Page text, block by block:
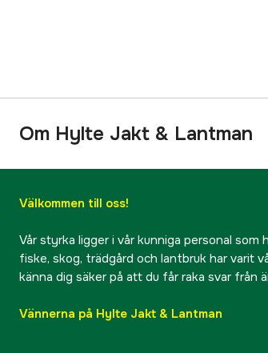
Om Hylte Jakt & Lantman
Välkommen till oss!
Vår styrka ligger i vår kunniga personal
fiske, skog, trädgård och lantbruk har varit
känna dig säker på att du får raka svar från
Vännerna på Hylte Jakt & Lantman